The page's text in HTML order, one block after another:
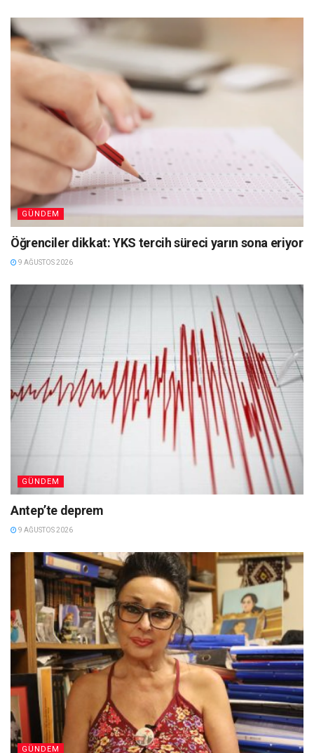
GÜNDEM
Öğrenciler dikkat: YKS tercih süreci yarın sona eriyor
9 AĞUSTOS 2026
GÜNDEM
Antep’te deprem
9 AĞUSTOS 2026
GÜNDEM